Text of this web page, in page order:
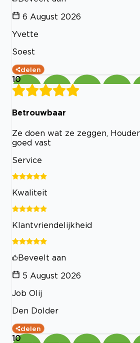
6 August 2026
Yvette
Soest
delen
10
Betrouwbaar
Ze doen wat ze zeggen,
goed vast
Service
Kwaliteit
Klantvriendelijkheid
Beveelt aan
5 August 2026
Job Olij
Den Dolder
delen
10